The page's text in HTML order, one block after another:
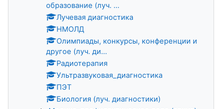
образование (луч. ...
Лучевая диагностика
НМОЛД
Олимпиады, конкурсы, конференции и
другое (луч. ди...
Радиотерапия
Ультразвуковая_диагностика
ПЭТ
Биология (луч. диагностики)